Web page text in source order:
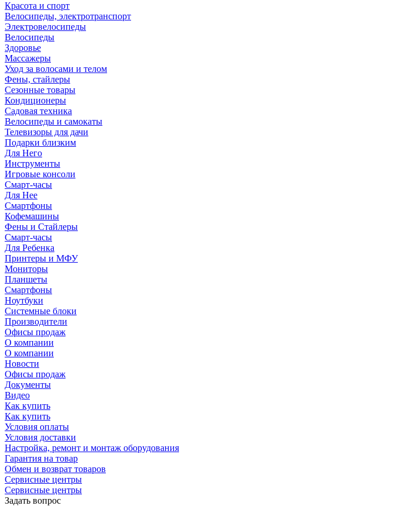
Красота и спорт
Велосипеды, электротранспорт
Электровелосипеды
Велосипеды
Здоровье
Массажеры
Уход за волосами и телом
Фены, стайлеры
Сезонные товары
Кондиционеры
Садовая техника
Велосипеды и самокаты
Телевизоры для дачи
Подарки близким
Для Него
Инструменты
Игровые консоли
Смарт-часы
Для Нее
Смартфоны
Кофемашины
Фены и Стайлеры
Смарт-часы
Для Ребенка
Принтеры и МФУ
Мониторы
Планшеты
Смартфоны
Ноутбуки
Системные блоки
Производители
Офисы продаж
О компании
О компании
Новости
Офисы продаж
Документы
Видео
Как купить
Как купить
Условия оплаты
Условия доставки
Настройка, ремонт и монтаж оборудования
Гарантия на товар
Обмен и возврат товаров
Сервисные центры
Сервисные центры
Задать вопрос